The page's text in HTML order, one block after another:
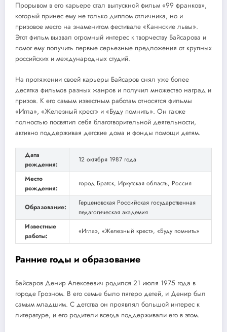
Прорывом в его карьере стал выпускной фильм «99 франков»,
который принес ему не только диплом отличника, но и
призовое место на знаменитом фестивале «Каннские львы».
Этот фильм вызвал огромный интерес к творчеству Байсарова и
помог ему получить первые серьезные предложения от крупных
российских и международных студий.
На протяжении своей карьеры Байсаров снял уже более
десятка фильмов разных жанров и получил множество наград и
призов. К его самым известным работам относятся фильмы
«Игла», «Железный крест» и «Буду помнить». Он также
полностью посвятил себя благотворительной деятельности,
активно поддерживая детские дома и фонды помощи детям.
Дата
рождения:
12 октября 1987 года
Место
рождения:
город Братск, Иркутская область, Россия
Образование:
Герценовская Российская государственная
педагогическая академия
Известные
работы:
«Игла», «Железный крест», «Буду помнить»
Ранние годы и образование
Байсаров Денир Алексеевич родился 21 июля 1975 года в
городе Грозном. В его семье было пятеро детей, и Денир был
самым младшим. С детства он проявлял большой интерес к
литературе, и его родители всегда поддерживали его в этом.